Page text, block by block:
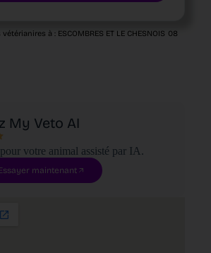
vétérianires à : ESCOMBRES ET LE CHESNOIS 08
My Veto AI
votre animal assisté par IA.
maintenant